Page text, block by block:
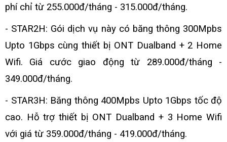
phí chỉ từ 255.000đ/tháng - 315.000đ/tháng.
- STAR2H: Gói dịch vụ này có băng thông 300Mpbs
Upto 1Gbps cùng thiết bị ONT Dualband + 2 Home
Wifi. Giá cước giao động từ 289.000đ/tháng -
349.000đ/tháng.
- STAR3H: Băng thông 400Mpbs Upto 1Gbps tốc độ
cao. Hỗ trợ thiết bị ONT Dualband + 3 Home Wifi
với giá từ 359.000đ/tháng - 419.000đ/tháng.